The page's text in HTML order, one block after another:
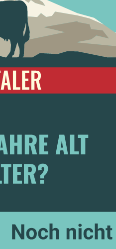
Mehr ist mehr
CHF66.00 mehr
Information
Event Miete
NO